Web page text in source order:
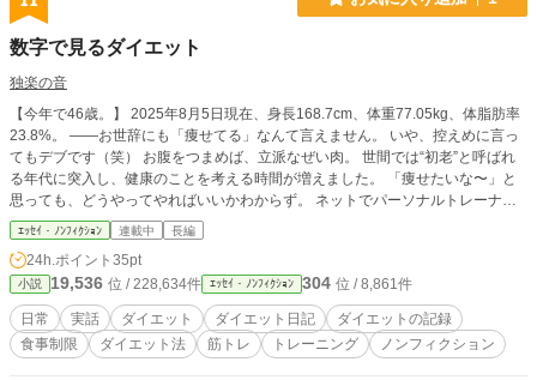
数字で見るダイエット
独楽の音
【今年で46歳。】 2025年8月5日現在、身長168.7cm、体重77.05kg、体脂肪率
23.8%。 ——お世辞にも「痩せてる」なんて言えません。 いや、控えめに言っ
てもデブです（笑） お腹をつまめば、立派なぜい肉。 世間では“初老”と呼ばれ
る年代に突入し、健康のことを考える時間が増えました。 「痩せたいな〜」と
思っても、どうやってやればいいかわからず。 ネットでパーソナルトレーナー
の記事を読んでは、 「月換算だと結構かかるなぁ…」とため息をつき、 気づけ
ば布団の中でスマホを握ったまま一日が終わっていました。 ——そんな時に思
いついたのが、AI。 ニュースでは「AIが医療に」「AIが経営に」と騒がれている
けど、 だったらダイエットにもAIを使ってみたらいいのでは？ 幸いお金もほと
んどかからない。 試しに始めてみよう——そんな軽い気持ちから、この挑戦が
始まりました。 これは、46歳の太ったオッサンが 「若き日の体をAIの力で取り
戻せるのか」を数字で追いかけた記録です。 ※注意事項※ あくまでも趣味の範
ｴｯｾｲ・ﾉﾝﾌｨｸｼｮﾝ 連載中 長編
24h.ポイント 35pt
小説 19,536 位 / 228,634件 ｴｯｾｲ・ﾉﾝﾌｨｸｼｮﾝ 304 位 / 8,861件
日常 実話 ダイエット ダイエット日記
ダイエットの記録
食事制限
ダイエット法 筋トレ トレーニング ノンフィクション